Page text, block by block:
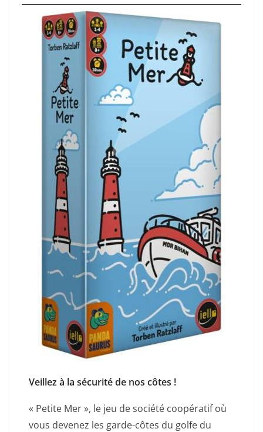
Veillez à la sécurité de nos côtes !
« Petite Mer », le jeu de société coopératif où
vous devenez les garde-côtes du golfe du